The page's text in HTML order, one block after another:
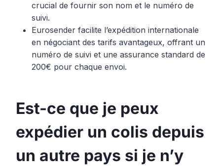
crucial de fournir son nom et le numéro de
suivi.
Eurosender facilite l’expédition internationale
en négociant des tarifs avantageux, offrant un
numéro de suivi et une assurance standard de
200€ pour chaque envoi.
Est-ce que je peux
expédier un colis depuis
un autre pays si je n’y